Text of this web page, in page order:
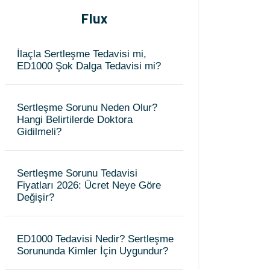
Flux
İlaçla Sertleşme Tedavisi mi,
ED1000 Şok Dalga Tedavisi mi?
Sertleşme Sorunu Neden Olur?
Hangi Belirtilerde Doktora
Gidilmeli?
Sertleşme Sorunu Tedavisi
Fiyatları 2026: Ücret Neye Göre
Değişir?
ED1000 Tedavisi Nedir? Sertleşme
Sorununda Kimler İçin Uygundur?